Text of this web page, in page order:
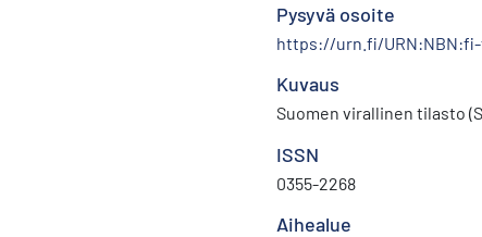
Pysyvä osoite
https://urn.fi/URN:NBN:fi-
Kuvaus
Suomen virallinen tilasto
ISSN
0355-2268
Aihealue